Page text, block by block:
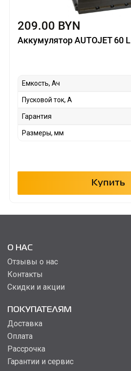
209.00 BYN
Аккумулятор AUTOJET 60 L
Емкость, Ач
Пусковой ток, А
Гарантия
Размеры, мм
Купить
О НАС
Отзывы о нас
Контакты
Скидки и акции
ПОКУПАТЕЛЯМ
Доставка
Оплата
Рассрочка
Гарантии и сервис